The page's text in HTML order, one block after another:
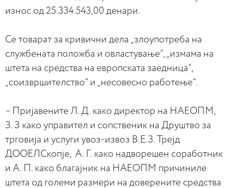
износ од 25.334.543,00 денари.
Се товарат за кривични дела „злоупотреба на
службената положба и овластување“, „измама на
штета на средства на европската заедница“,
„соизвршителство“ и „несовесно работење“.
– Пријавените Л. Д. како директор на НАЕОПМ,
З. З како управител и сопственик на Друштво за
трговија и услуги увоз-извоз В.Е.З. Трејд
ДООЕЛСкопје, А. Г. како надворешен соработник
и А. П. како благајник на НАЕОПМ причиниле
штета од големи размери на доверените средства